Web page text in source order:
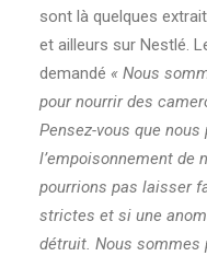
sont là quelques
et ailleurs sur Nestlé.
demandé « Nous
pour nourrir des
Pensez-vous que
l’empoisonnement de
pourrions pas laisser
strictes et si une
détruit. Nous sommes